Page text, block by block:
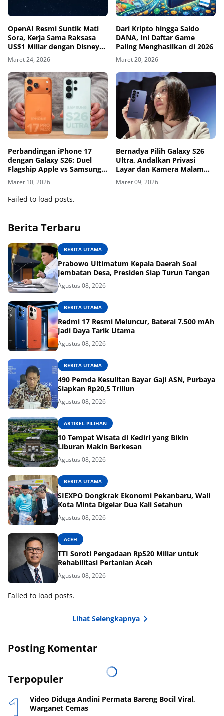
OpenAI Resmi Suntik Mati
Sora, Kerja Sama Raksasa
US$1 Miliar dengan Disney
Kandas
Maret 24, 2026
Dari Kripto hingga Saldo
DANA, Ini Daftar Game
Paling Menghasilkan di 2026
Maret 20, 2026
Perbandingan iPhone 17
dengan Galaxy S26: Duel
Flagship Apple vs Samsung
di Era AI
Maret 10, 2026
Bernadya Pilih Galaxy S26
Ultra, Andalkan Privasi
Layar dan Kamera Malam
untuk Berkarya
Maret 09, 2026
Failed to load posts.
Berita Terbaru
BERITA UTAMA
Prabowo Ultimatum Kepala Daerah Soal
Jembatan Desa, Presiden Siap Turun Tangan
Agustus 08, 2026
BERITA UTAMA
Redmi 17 Resmi Meluncur, Baterai 7.500 mAh
Jadi Daya Tarik Utama
Agustus 08, 2026
BERITA UTAMA
490 Pemda Kesulitan Bayar Gaji ASN, Purbaya
Siapkan Rp20,5 Triliun
Agustus 08, 2026
ARTIKEL PILIHAN
10 Tempat Wisata di Kediri yang Bikin
Liburan Makin Berkesan
Agustus 08, 2026
BERITA UTAMA
SIEXPO Dongkrak Ekonomi Pekanbaru, Wali
Kota Minta Digelar Dua Kali Setahun
Agustus 08, 2026
ACEH
TTI Soroti Pengadaan Rp520 Miliar untuk
Rehabilitasi Pertanian Aceh
Agustus 08, 2026
Failed to load posts.
Lihat Selengkapnya
Posting Komentar
Terpopuler
Video Diduga Andini Permata Bareng Bocil Viral,
Warganet Cemas